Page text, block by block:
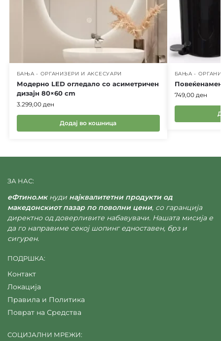
БАЊА - ОРГАНИЗЕРИ И АКСЕСУАРИ
Модерно LED огледало со асиметричен
дизајн 80×60 cm
3.299,00 ден
Додај во кошница
БАЊА -
749,00 ден
ЗА НАС:
еФтино.мкнуди најквалитетни продукти од
македонскиот пазар по поволни цени, со гаранција
директно од доверливите набавувачи. Нашата мисија е
да го направиме секој шопинг едноставен, брз и
сигурен.
ПОДРШКА:
Контакт
Локација
Правила и Политика
Поврат на Средства
СОЦИЈАЛНИ МРЕЖИ: